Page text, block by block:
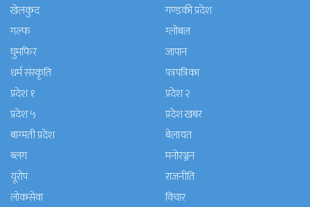
खेलकुद
गण्डकी प्रदेश
गल्फ
ग्लोबल
घुमफिर
जापान
धर्म संस्कृति
पत्रपत्रिका
प्रदेश १
प्रदेश २
प्रदेश ५
प्रदेश खबर
बाग्मती प्रदेश
बेलायत
ब्लग
मनाेरञ्जन
यूरोप
राजनीति
लोकसेवा
विचार